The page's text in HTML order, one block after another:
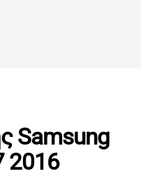
Samsung
2016